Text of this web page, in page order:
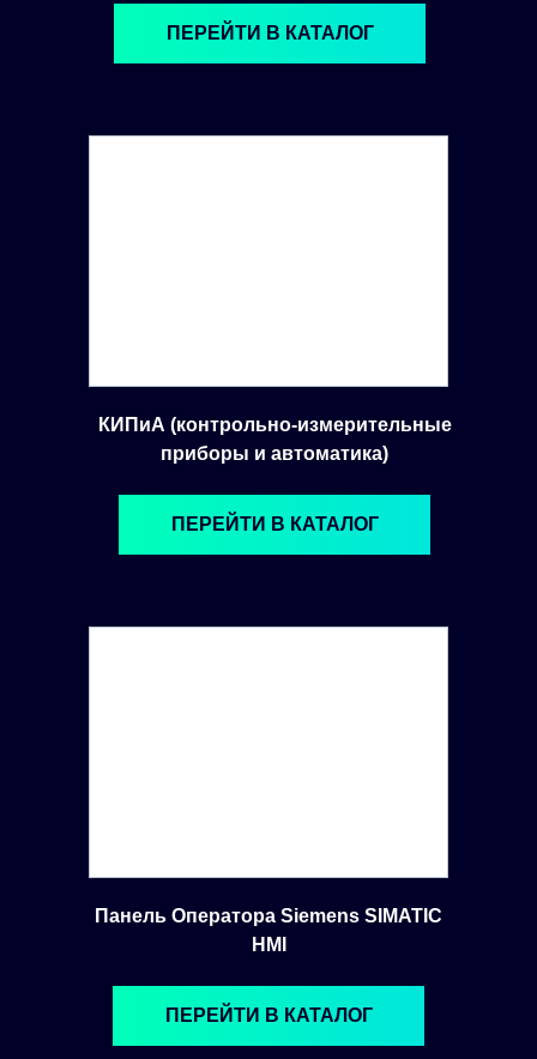
ПЕРЕЙТИ В КАТАЛОГ
КИПиА (контрольно-измерительные
приборы и автоматика)
Панель Оператора Siemens SIMATIC
HMI
ПЕРЕЙТИ В КАТАЛОГ
ПЕРЕЙТИ В КАТАЛОГ